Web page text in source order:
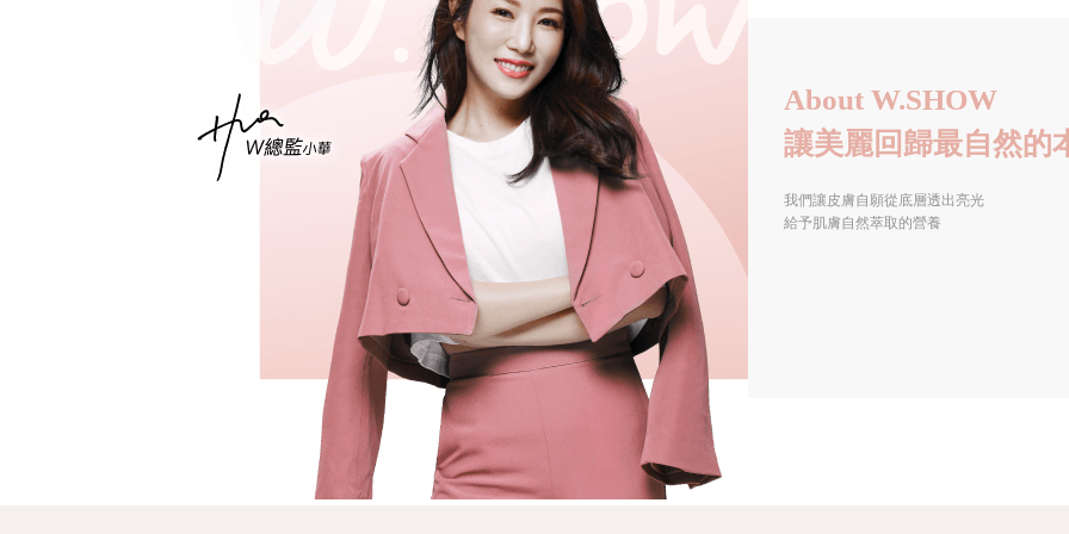
About W.SHOW
讓美麗回歸最自然的
我們讓皮膚自願從底層透出亮光
給予肌膚自然萃取的營養